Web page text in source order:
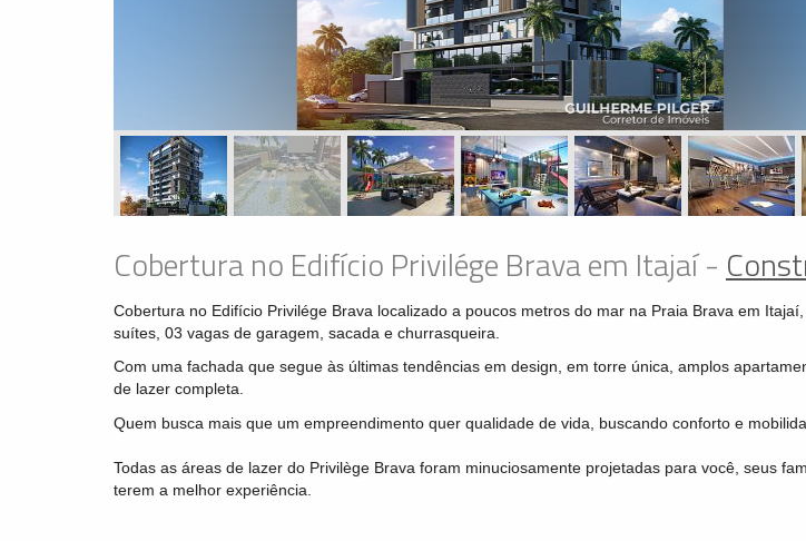
Cobertura no Edifício Privilége Brava em Itajaí -
Cobertura no Edifício Privilége Brava localizado a poucos metros do mar na Praia Brava em
suítes, 03 vagas de garagem, sacada e churrasqueira.
Com uma fachada que segue às últimas tendências em design, em torre única, amplos
de lazer completa.
Quem busca mais que um empreendimento quer qualidade de vida, buscando conforto e
Todas as áreas de lazer do Privilège Brava foram minuciosamente projetadas para você, seus
terem a melhor experiência.